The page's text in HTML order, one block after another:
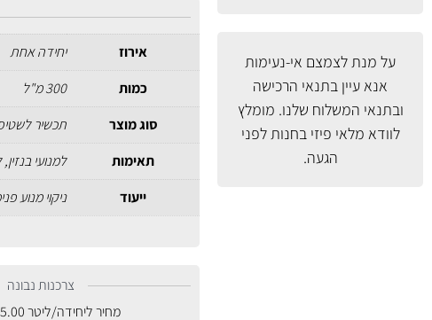
על מנת לצמצם אי-נעימות
אנא עיין בתנאי הרכישה
ובתנאי המשלוח שלנו. מומלץ
לוודא מלאי פיזי בחנות לפני
הגעה.
אירוז
יחידה אחת
כמות
300 מ"ל
סוג מוצר
תכשיר
תאימות
למנועי
ייעוד
ניקוי מנוע
צרכנות נבונה
מחיר ליחידה/ליטר